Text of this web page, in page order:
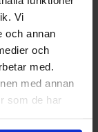
Vi
och annan
och
med.
med annan
som de har